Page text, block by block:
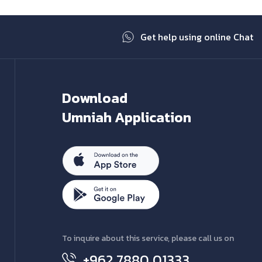
Get help using online Chat
Download
Umniah Application
To inquire about this service, please call us on